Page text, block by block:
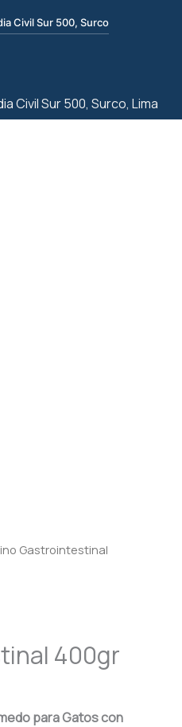
Civil Sur 500, Surco
Civil Sur 500, Surco, Lima
Gastrointestinal
400gr
para Gatos con